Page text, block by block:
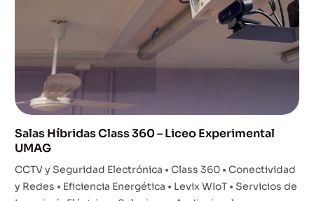
Salas Híbridas Class 360 – Liceo Experimental
UMAG
CCTV y Seguridad Electrónica • Class 360 • Conectividad
y Redes • Eficiencia Energética • Levix WIoT • Servicios de